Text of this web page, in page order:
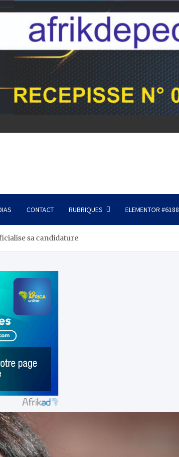
CONTACT RUBRIQUES ELEMENTOR #6188
sa candidature